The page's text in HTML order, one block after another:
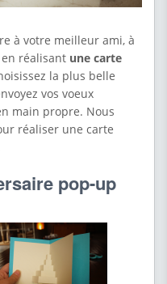
à votre meilleur ami, à
réalisant une carte
la plus belle
vos voeux
main propre. Nous
réaliser une carte
pop-up